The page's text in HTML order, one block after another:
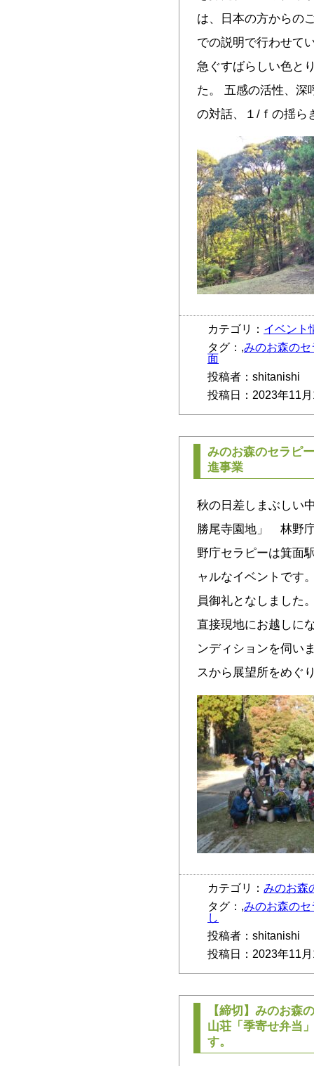
は、日本の方からの
での説明で行わせて
急ぐすばらしい色と
た。 五感の活性、深
の対話、１/ｆの揺ら
カテゴリ： イベント
タグ：,みのお森のセ
面
投稿者：shitanishi
投稿日：2023年11
みのお森のセラピ
進事業
秋の日差しまぶしい
勝尾寺園地」 林野
野庁セラピーは箕面
ャルなイベントです
員御礼となしました
直接現地にお越しに
ンディションを伺い
スから展望所をめぐ
カテゴリ： みのお森
タグ：,みのお森のセ
し
投稿者：shitanishi
投稿日：2023年11
【締切】みのお森
山荘「季寄せ弁当
す。